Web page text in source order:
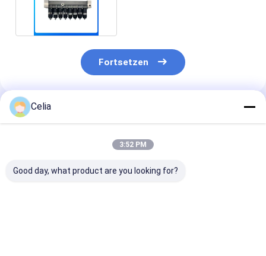
Fortsetzen
Empfohlene Produkte
Celia
3:52 PM
Good day, what product are you looking for?